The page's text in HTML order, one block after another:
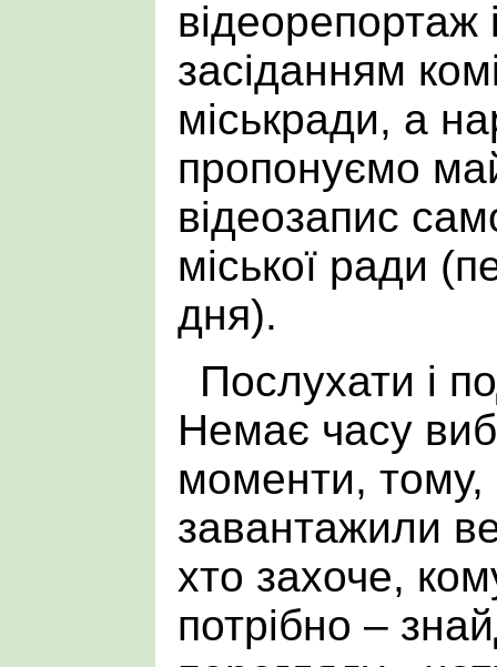
відеорепортаж
засіданням
міськради, а
пропонуємо
відеозапис
міської ради
дня).
Послухати і
Немає часу
моменти,
завантажили
хто захоче,
потрібно –